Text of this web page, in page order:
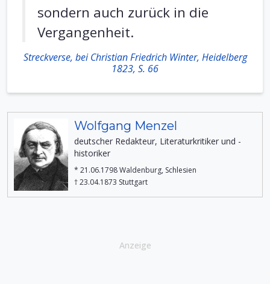
sondern auch zurück in die
Vergangenheit.
Streckverse, bei Christian Friedrich Winter, Heidelberg
1823, S. 66
Wolfgang Menzel
deutscher Redakteur, Literaturkritiker und -
historiker
* 21.06.1798 Waldenburg, Schlesien
† 23.04.1873 Stuttgart
Anzeige